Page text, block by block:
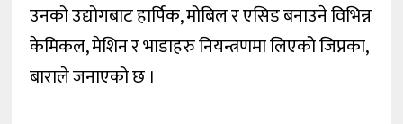
उनको उद्योगबाट हार्पिक, मोबिल र एसिड बनाउने विभिन्न
केमिकल, मेशिन र भाडाहरु नियन्त्रणमा लिएको जिप्रका,
बाराले जनाएको छ ।